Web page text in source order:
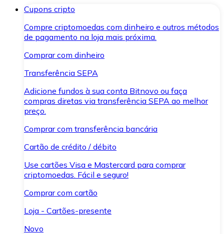
Cupons cripto
Compre criptomoedas com dinheiro e outros métodos
de pagamento na loja mais próxima.
Comprar com dinheiro
Transferência SEPA
Adicione fundos à sua conta Bitnovo ou faça
compras diretas via transferência SEPA ao melhor
preço.
Comprar com transferência bancária
Cartão de crédito / débito
Use cartões Visa e Mastercard para comprar
criptomoedas. Fácil e seguro!
Comprar com cartão
Loja - Cartões-presente
Novo